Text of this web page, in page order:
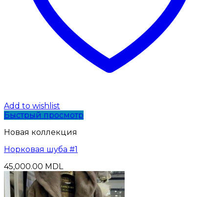
Add to wishlist
Быстрый просмотр
Новая коллекция
Норковая шуба #1
45,000.00 MDL